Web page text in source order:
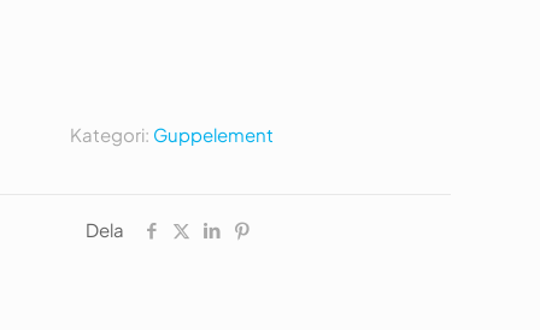
Kategori: Guppelement
Dela